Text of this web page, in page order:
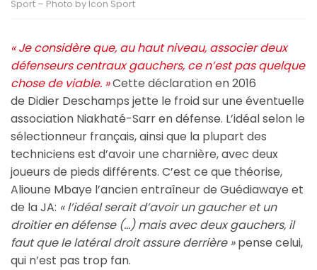
Sport – Photo by Icon Sport
« Je considère que, au haut niveau, associer deux
défenseurs centraux gauchers, ce n’est pas quelque
chose de viable. »Cette déclaration en 2016
de Didier Deschamps jette le froid sur une éventuelle
association Niakhaté-Sarr en défense. L’idéal selon le
sélectionneur français, ainsi que la plupart des
techniciens est d’avoir une charnière, avec deux
joueurs de pieds différents. C’est ce que théorise,
Alioune Mbaye l’ancien entraîneur de Guédiawaye et
de la JA: « l’idéal serait d’avoir un gaucher et un
droitier en défense (…) mais avec deux gauchers, il
faut que le latéral droit assure derrière »pense celui,
qui n’est pas trop fan.